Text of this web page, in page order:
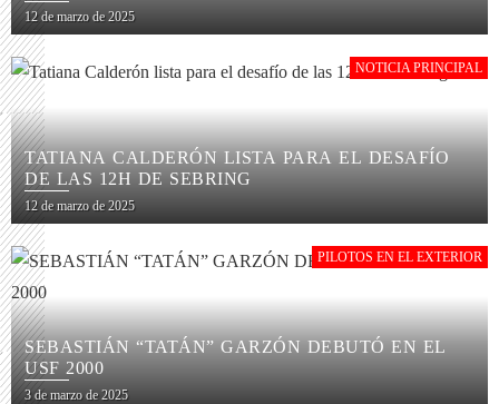
12 de marzo de 2025
NOTICIA PRINCIPAL
TATIANA CALDERÓN LISTA PARA EL DESAFÍO
DE LAS 12H DE SEBRING
12 de marzo de 2025
PILOTOS EN EL EXTERIOR
SEBASTIÁN “TATÁN” GARZÓN DEBUTÓ EN EL
USF 2000
3 de marzo de 2025